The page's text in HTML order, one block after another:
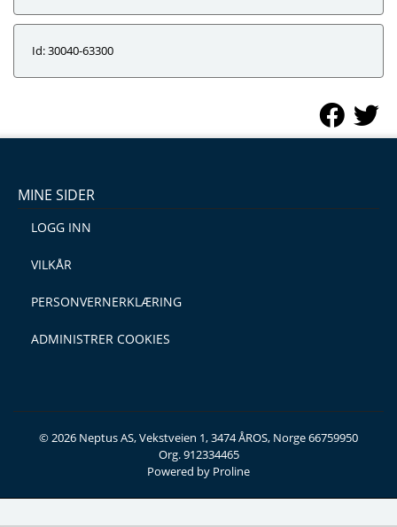
Id: 30040-63300
MINE SIDER
LOGG INN
VILKÅR
PERSONVERNERKLÆRING
ADMINISTRER COOKIES
© 2026 Neptus AS, Vekstveien 1, 3474 ÅROS, Norge 66759950
Org. 912334465
Powered by Proline